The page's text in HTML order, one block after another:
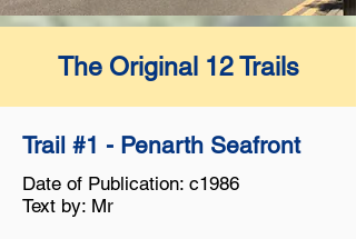
The Original 12 Trails
Trail #1 - Penarth Seafront
Date of Publication: c1986
Text by: Mr